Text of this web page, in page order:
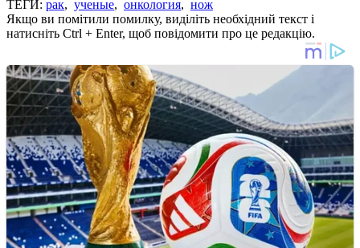
ТЕГИ: рак, ученые, онкология, нож
Якщо ви помітили помилку, виділіть необхідний текст і
натисніть Ctrl + Enter, щоб повідомити про це редакцію.